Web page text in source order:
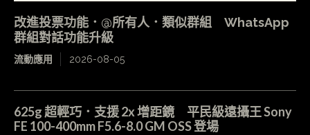
改進投票功能．@所有人．類似群組 WhatsApp
群組對話功能升級
流動應用 2026-08-05
625g 超輕巧．支援 2x 增距鏡 平民級遠攝王 Sony
FE 100-400mm F5.6-8.0 GM OSS 登場